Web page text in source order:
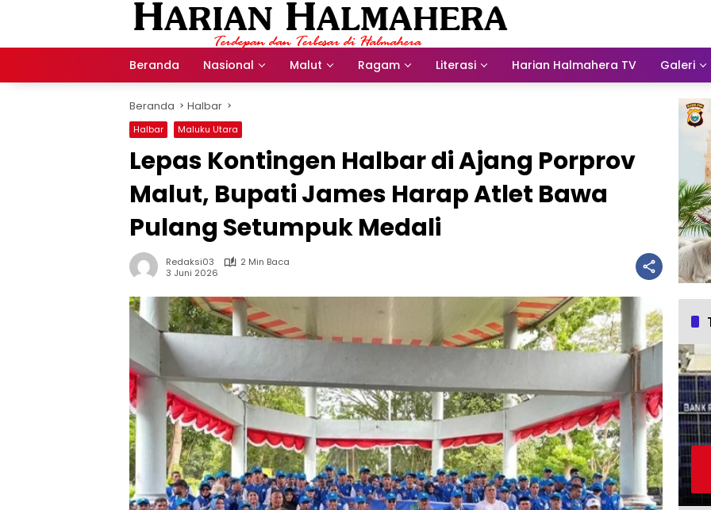
Beranda Nasional Malut Ragam Literasi Harian Halmahera TV Galeri
Beranda Halbar
Halbar Maluku Utara
Lepas Kontingen Halbar di Ajang Porprov
Malut, Bupati James Harap Atlet Bawa
Pulang Setumpuk Medali
Redaksi03
2 Min Baca
3 Juni 2026